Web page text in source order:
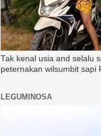
Tak kenal usia and selalu
peternakan wilsumbit sapi
LEGUMINOSA